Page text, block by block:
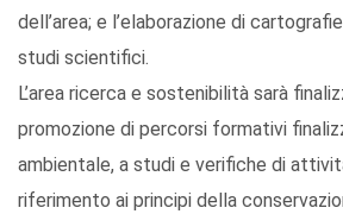
dell’area; e l’elaborazione di
studi scientifici.
L’area ricerca e sostenibilità sarà
promozione di percorsi formativi
ambientale, a studi e verifiche di
riferimento ai principi della